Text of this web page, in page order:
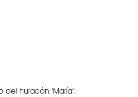
huracán ‘María’.